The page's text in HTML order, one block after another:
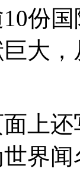
份
大
上
界